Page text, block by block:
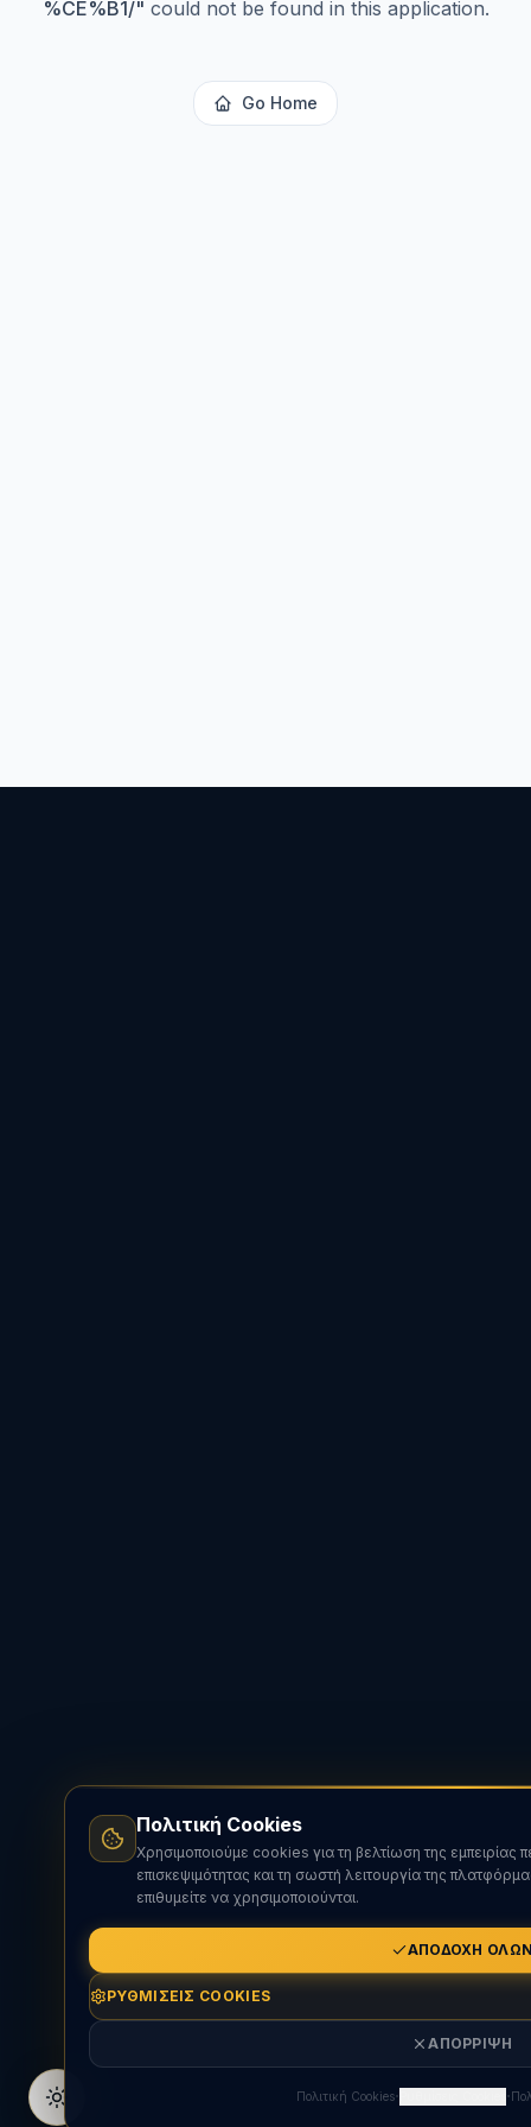
%CE%B1/" could not be found in this application.
Go Home
Πολιτική Cookies
Χρησιμοποιούμε cookies για τη βελτίωση της εμπειρίας
επισκεψιμότητας και τη σωστή λειτουργία της
επιθυμείτε να χρησιμοποιούνται.
ΑΠΟΔΟΧΉ
ΡΥΘΜΊΣΕΙΣ COOKIES
ΑΠΌΡΡΙΨΗ
Πολιτική Cookies· ·